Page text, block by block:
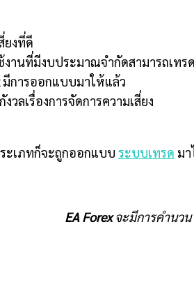
ยงที่ดี
านที่มีงบประมาณจำกัดสามารถเท
มีการออกแบบมาให้แล้ว
ลเรื่องการจัดการความเสี่ยง
เภทก็จะถูกออกแบบ ระบบเทรด ม
EA Forexจะมีการคำนวน